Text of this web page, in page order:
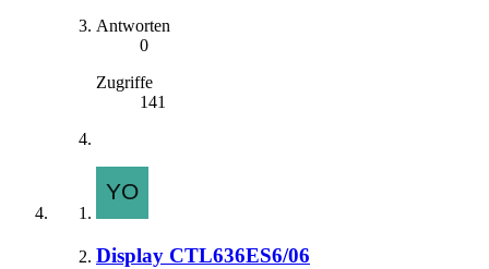
Antworten
0
Zugriffe
141
Display CTL636ES6/06